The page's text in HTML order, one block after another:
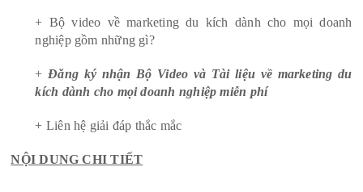
+ Bộ video về marketing du kích dành cho mọi doanh
nghiệp gồm những gì?
+Đăng ký nhận Bộ Video và Tài liệu về marketing du
kích dành cho mọi doanh nghiệp miễn phí
+ Liên hệ giải đáp thắc mắc
NỘI DUNG CHI TIẾT